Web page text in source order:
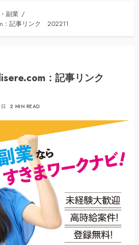
副業
：記事リンク 202211
：記事リンク
2 MIN READ